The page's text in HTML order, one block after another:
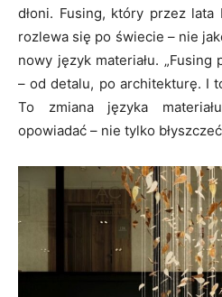
dłoni. Fusing, który przez lata
rozlewa się po świecie – nie
nowy język materiału.
– od detalu, po architekturę. I
To zmiana języka
opowiadać – nie tylko